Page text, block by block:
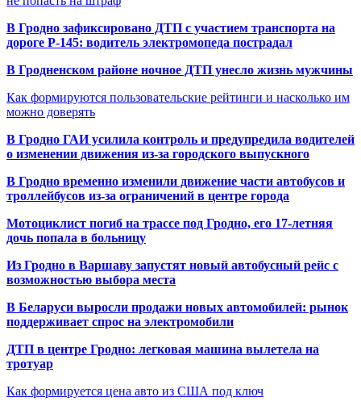
В Гродно зафиксировано ДТП с участием транспорта на
дороге Р-145: водитель электромопеда пострадал
В Гродненском районе ночное ДТП унесло жизнь мужчины
Как формируются пользовательские рейтинги и насколько им
можно доверять
В Гродно ГАИ усилила контроль и предупредила водителей
о изменении движения из-за городского выпускного
В Гродно временно изменили движение части автобусов и
троллейбусов из-за ограничений в центре города
Мотоциклист погиб на трассе под Гродно, его 17-летняя
дочь попала в больницу
Из Гродно в Варшаву запустят новый автобусный рейс с
возможностью выбора места
В Беларуси выросли продажи новых автомобилей: рынок
поддерживает спрос на электромобили
ДТП в центре Гродно: легковая машина вылетела на
тротуар
Как формируется цена авто из США под ключ